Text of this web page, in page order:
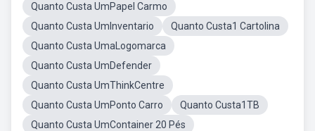
Quanto Custa UmPapel Carmo
Quanto Custa UmInventario
Quanto Custa1 Cartolina
Quanto Custa UmaLogomarca
Quanto Custa UmDefender
Quanto Custa UmThinkCentre
Quanto Custa UmPonto Carro
Quanto Custa1TB
Quanto Custa UmContainer 20 Pés